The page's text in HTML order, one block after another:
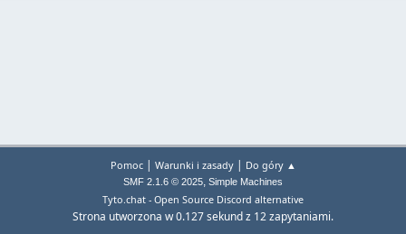
Pomoc| Warunki i zasady| Do góry ▲
SMF 2.1.6 © 2025, Simple Machines
Tyto.chat - Open Source Discord alternative
Strona utworzona w 0.127 sekund z 12 zapytaniami.